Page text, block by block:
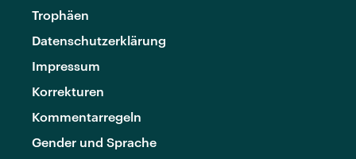
Trophäen
Datenschutzerklärung
Impressum
Korrekturen
Kommentarregeln
Gender und Sprache